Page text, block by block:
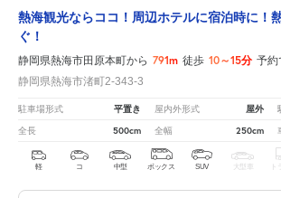
熱海観光ならココ！周辺ホテルに宿泊時に！
ぐ！
静岡県熱海市田原本町から 791m 徒歩 10～15分 予約
静岡県熱海市渚町2-343-3
駐車場形式 平置き 屋内外形式 屋外
全長 500cm 全幅 250cm
軽 コ 中型 ボックス SUV 大型車 ト